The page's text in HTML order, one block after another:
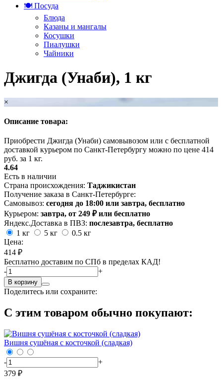
🍽️ Посуда
Блюда
Казаны и мангалы
Косушки
Пиалушки
Чайники
Джигда (Унаби), 1 кг
×
Описание товара:
Приобрести Джигда (Унаби) самовывозом или с бесплатной
доставкой курьером по Санкт-Петербургу можно по цене 414
руб. за 1 кг.
4.64
Есть в наличии
Страна происхождения: Таджикистан
Получение заказа в Санкт-Петербурге:
Самовывоз: сегодня до 18:00 или завтра, бесплатно
Курьером: завтра, от 249 ₽ или бесплатно
Яндекс.Доставка в ПВЗ: послезавтра, бесплатно
1 кг
5 кг
0.5 кг
Цена:
414 ₽
Бесплатно доставим по СПб в пределах КАД!
-
+
В корзину
Поделитесь или сохраните:
С этим товаром обычно покупают:
Вишня сушёная с косточкой (сладкая)
-
+
379 ₽